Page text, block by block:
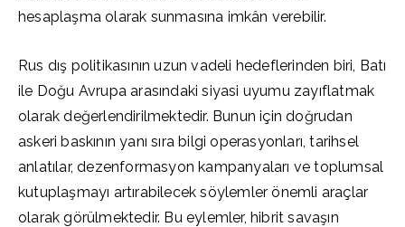
hesaplaşma olarak sunmasına imkân verebilir.
Rus dış politikasının uzun vadeli hedeflerinden biri, Batı
ile Doğu Avrupa arasındaki siyasi uyumu zayıflatmak
olarak değerlendirilmektedir. Bunun için doğrudan
askeri baskının yanı sıra bilgi operasyonları, tarihsel
anlatılar, dezenformasyon kampanyaları ve toplumsal
kutuplaşmayı artırabilecek söylemler önemli araçlar
olarak görülmektedir. Bu eylemler, hibrit savaşın